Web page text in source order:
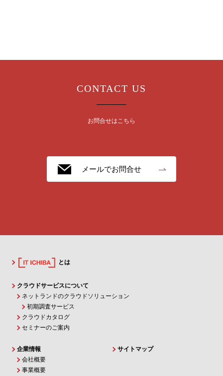
CONTACT US
お問合せはこちら
メールでお問合せ
とは
クラウドサービスについて
ネットランドのクラウドソリューション
初期調査サービス
クラウドカタログ
セミナーのご案内
企業情報
会社概要
事業概要
サイトマップ